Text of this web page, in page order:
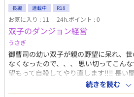
ら、お気に入り登録・感想頂けるとめ
🤗✨ ※息抜きや気分転換、連載を執筆
で、更新はものすごく不定期かつ亀更新
は、Xとブルスカでお知らせ致します。
ジなどはコチラへ💌 https://ofuse.me/e/
長編 連載中 R18
お気に入り : 11 24h.ポイント : 0
双子のダンジョン経営
うさぎ
御曹司の幼い双子が親の野望に呆れ、
なくなったので、、、 思い切ってこん
望もって自殺してやり直します‼‼ 長い
す。 小説の更新は不定期ですが気長に
です！
続きを読む